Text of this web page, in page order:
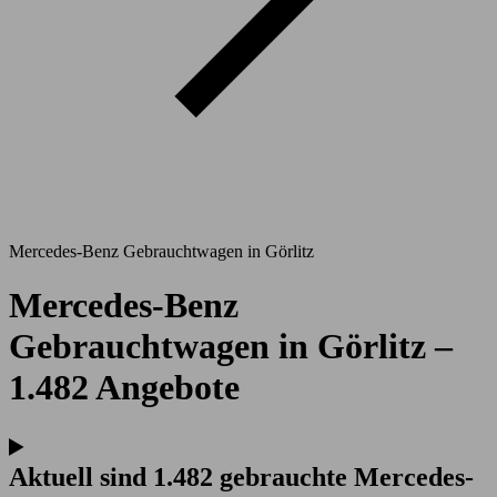
Mercedes-Benz Gebrauchtwagen in Görlitz
Mercedes-Benz
Gebrauchtwagen in Görlitz –
1.482 Angebote
Aktuell sind 1.482 gebrauchte Mercedes-